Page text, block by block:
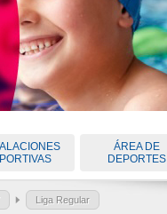
ÁREA DE
DEPORTES
Liga Regular